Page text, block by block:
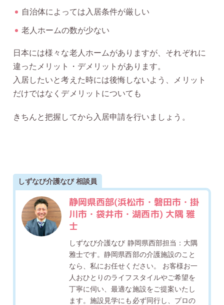
自治体によっては入居条件が厳しい
老人ホームの数が少ない
日本には様々な老人ホームがありますが、それぞれに
違ったメリット・デメリットがあります。
入居したいと考えた時には後悔しないよう、メリット
だけではなくデメリットについても
きちんと把握してから入居申請を行いましょう。
しずなび介護なび 相談員
静岡県西部(浜松市・磐田市・掛
川市・袋井市・湖西市) 大隅 雅
士
しずなび介護なび 静岡県西部担当：大隅
雅士です。静岡県西部の介護施設のこと
なら、私にお任せください。 お客様お一
人おひとりのライフスタイルやご希望を
丁寧に伺い、最適な施設をご提案いたし
ます。施設見学にも必ず同行し、プロの